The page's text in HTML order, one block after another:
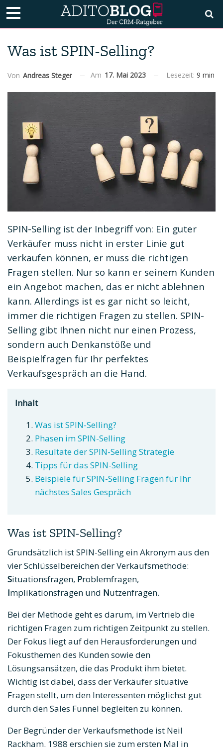
Was ist SPIN-Selling?
Von Andreas Steger Am 17. Mai 2023 Lesezeit: 9 min
SPIN-Selling ist der Inbegriff von: Ein guter
Verkäufer muss nicht in erster Linie gut
verkaufen können, er muss die richtigen
Fragen stellen. Nur so kann er seinem Kunden
ein Angebot machen, das er nicht ablehnen
kann. Allerdings ist es gar nicht so leicht,
immer die richtigen Fragen zu stellen. SPIN-
Selling gibt Ihnen nicht nur einen Prozess,
sondern auch Denkanstöße und
Beispielfragen für Ihr perfektes
Verkaufsgespräch an die Hand.
Inhalt
Was ist SPIN-Selling?
Phasen im SPIN-Selling
Resultate der SPIN-Selling Strategie
Tipps für das SPIN-Selling
Beispiele für SPIN-Selling Fragen für Ihr
nächstes Sales Gespräch
Was ist SPIN-Selling?
Grundsätzlich ist SPIN-Selling ein Akronym aus den
vier Schlüsselbereichen der Verkaufsmethode:
Situationsfragen, Problemfragen,
Implikationsfragen und Nutzenfragen.
Bei der Methode geht es darum, im Vertrieb die
richtigen Fragen zum richtigen Zeitpunkt zu stellen.
Der Fokus liegt auf den Herausforderungen und
Fokusthemen des Kunden sowie den
Lösungsansätzen, die das Produkt ihm bietet.
Wichtig ist dabei, dass der Verkäufer situative
Fragen stellt, um den Interessenten möglichst gut
durch den Sales Funnel begleiten zu können.
Der Begründer der Verkaufsmethode ist Neil
Rackham. 1988 erschien sie zum ersten Mal in